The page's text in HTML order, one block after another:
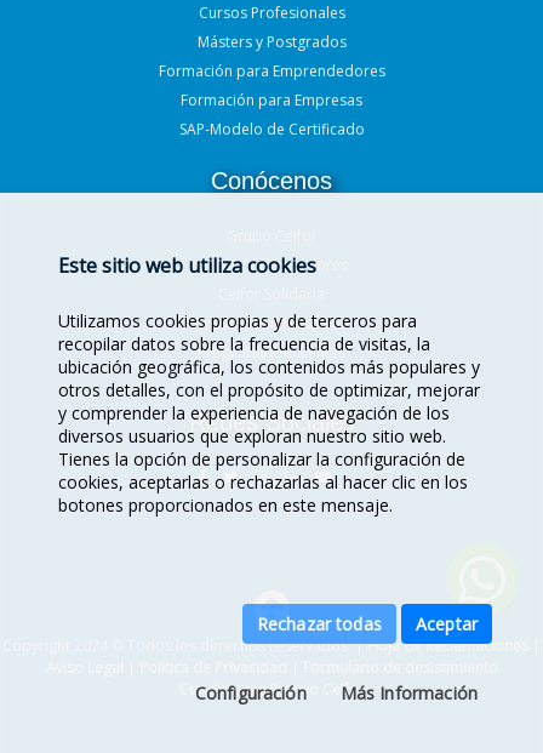
Este sitio web utiliza cookies
Utilizamos cookies propias y de terceros para
recopilar datos sobre la frecuencia de visitas, la
ubicación geográfica, los contenidos más populares y
otros detalles, con el propósito de optimizar, mejorar
y comprender la experiencia de navegación de los
diversos usuarios que exploran nuestro sitio web.
Tienes la opción de personalizar la configuración de
cookies, aceptarlas o rechazarlas al hacer clic en los
botones proporcionados en este mensaje.
Rechazar todas Aceptar
Configuración Más Información
Cursos Profesionales
Másters y Postgrados
Formación para Emprendedores
Formación para Empresas
SAP-Modelo de Certificado
Conócenos
Misión, Visión, Valores
Trabaja con Nosotros
Preguntas Frecuentes
Redes Sociales
Copyright 2024 © Todos los derechos reservados. |Hoja de Reclamaciones
Condiciones Premio Ceifor